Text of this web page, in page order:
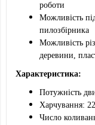
роботи
Можливість
пилозбірника
Можливість
деревини,
Характеристика:
Потужність
Харчування:
Число